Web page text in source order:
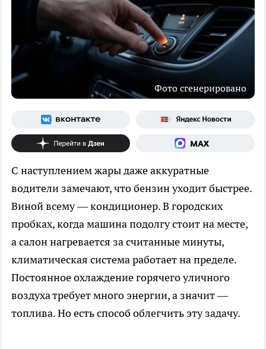
Фото сгенерировано
С наступлением жары даже аккуратные
водители замечают, что бензин уходит быстрее.
Виной всему — кондиционер. В городских
пробках, когда машина подолгу стоит на месте,
а салон нагревается за считанные минуты,
климатическая система работает на пределе.
Постоянное охлаждение горячего уличного
воздуха требует много энергии, а значит —
топлива. Но есть способ облегчить эту задачу.